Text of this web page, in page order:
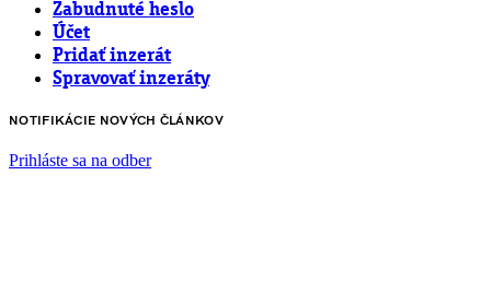
Zabudnuté heslo
Účet
Pridať inzerát
Spravovať inzeráty
NOTIFIKÁCIE NOVÝCH ČLÁNKOV
Prihláste sa na odber